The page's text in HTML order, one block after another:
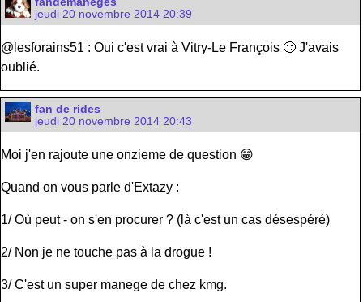
jeudi 20 novembre 2014 20:39
@lesforains51 : Oui c'est vrai à Vitry-Le François 🙂 J'avais
oublié.
fan de rides
jeudi 20 novembre 2014 20:43
Moi j'en rajoute une onzieme de question 😁
Quand on vous parle d'Extazy :
1/ Où peut - on s'en procurer ? (là c'est un cas désespéré)
2/ Non je ne touche pas à la drogue !
3/ C'est un super manege de chez kmg.